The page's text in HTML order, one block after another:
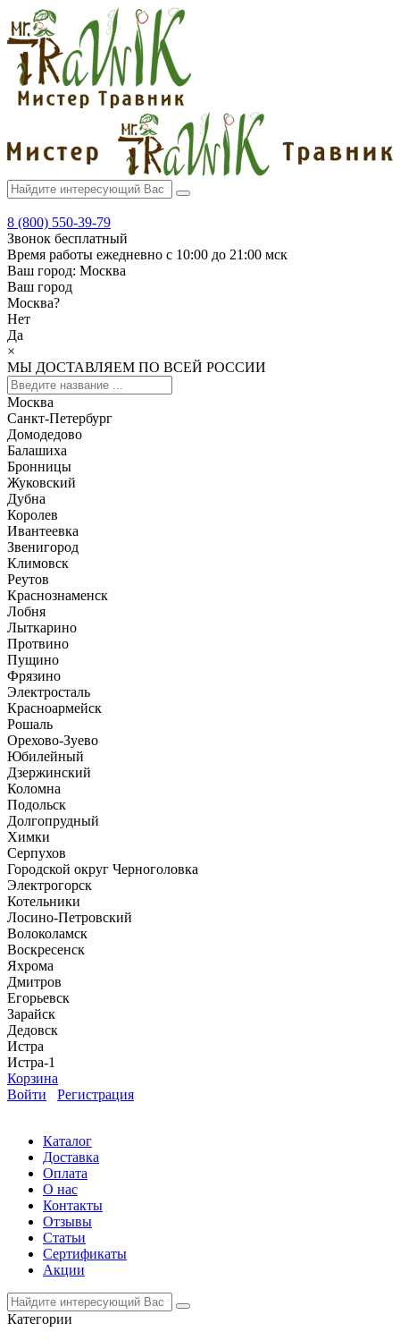
8 (800) 550-39-79
Звонок бесплатный
Время работы ежедневно с 10:00 до 21:00 мск
Ваш город: Москва
Ваш город
Москва?
Нет
Да
×
МЫ ДОСТАВЛЯЕМ ПО ВСЕЙ РОССИИ
Москва
Санкт-Петербург
Домодедово
Балашиха
Бронницы
Жуковский
Дубна
Королев
Ивантеевка
Звенигород
Климовск
Реутов
Краснознаменск
Лобня
Лыткарино
Протвино
Пущино
Фрязино
Электросталь
Красноармейск
Рошаль
Орехово-Зуево
Юбилейный
Дзержинский
Коломна
Подольск
Долгопрудный
Химки
Серпухов
Городской округ Черноголовка
Электрогорск
Котельники
Лосино-Петровский
Волоколамск
Воскресенск
Яхрома
Дмитров
Егорьевск
Зарайск
Дедовск
Истра
Истра-1
Корзина
Войти
Регистрация
Каталог
Доставка
Оплата
О нас
Контакты
Отзывы
Статьи
Сертификаты
Акции
Категории